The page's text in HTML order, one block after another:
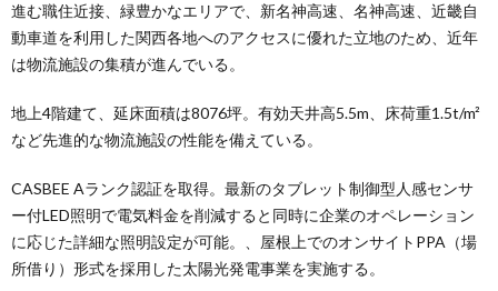
進む職住近接、緑豊かなエリアで、新名神高速、名神高速、近畿自
動車道を利用した関西各地へのアクセスに優れた立地のため、近年
は物流施設の集積が進んでいる。
地上4階建て、延床面積は8076坪。有効天井高5.5m、床荷重1.5t/m²
など先進的な物流施設の性能を備えている。
CASBEE Aランク認証を取得。最新のタブレット制御型人感センサ
ー付LED照明で電気料金を削減すると同時に企業のオペレーション
に応じた詳細な照明設定が可能。、屋根上でのオンサイトPPA（場
所借り）形式を採用した太陽光発電事業を実施する。